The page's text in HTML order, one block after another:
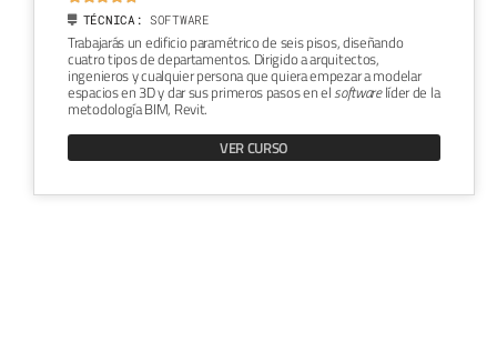
TÉCNICA:SOFTWARE
Trabajarás un edificio paramétrico de seis pisos, diseñando
cuatro tipos de departamentos. Dirigido a arquitectos,
ingenieros y cualquier persona que quiera empezar a modelar
espacios en 3D y dar sus primeros pasos en elsoftwarelíder de la
metodología BIM, Revit.
VER CURSO